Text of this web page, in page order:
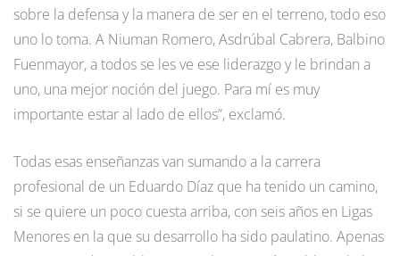
sobre la defensa y la manera de ser en el terreno, todo eso
uno lo toma. A Niuman Romero, Asdrúbal Cabrera, Balbino
Fuenmayor, a todos se les ve ese liderazgo y le brindan a
uno, una mejor noción del juego. Para mí es muy
importante estar al lado de ellos”, exclamó.
Todas esas enseñanzas van sumando a la carrera
profesional de un Eduardo Díaz que ha tenido un camino,
si se quiere un poco cuesta arriba, con seis años en Ligas
Menores en la que su desarrollo ha sido paulatino. Apenas